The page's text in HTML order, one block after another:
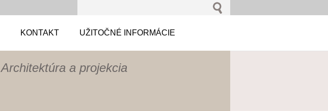
KONTAKT UŽITOČNÉ INFORMÁCIE
Architektúra a projekcia